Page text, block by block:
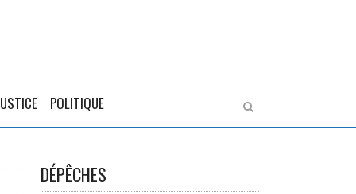
POLITIQUE
DÉPÊCHES